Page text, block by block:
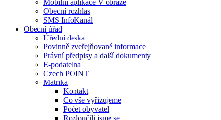
Mobilní aplikace V obraze
Obecní rozhlas
SMS InfoKanál
Obecní úřad
Úřední deska
Povinně zveřejňované informace
Právní předpisy a další dokumenty
E-podatelna
Czech POINT
Matrika
Kontakt
Co vše vyřizujeme
Počet obyvatel
Rozloučili jsme se